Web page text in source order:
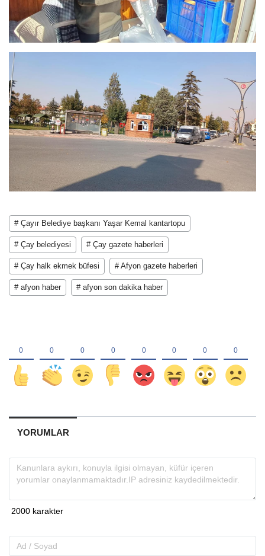
# Çayır Belediye başkanı Yaşar Kemal kantartopu
# Çay belediyesi # Çay gazete haberleri
# Çay halk ekmek büfesi # Afyon gazete haberleri
# afyon haber # afyon son dakika haber
YORUMLAR